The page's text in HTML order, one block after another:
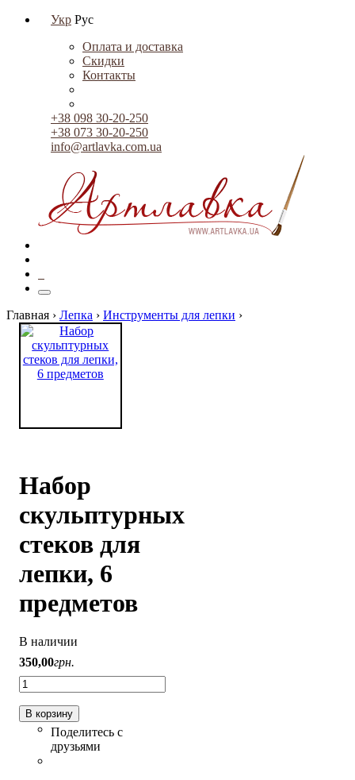
Укр Рус
Оплата и доставка
Скидки
Контакты
+38 098 30-20-250
+38 073 30-20-250
info@artlavka.com.ua
Главная › Лепка › Инструменты для лепки ›
Набор
скульптурных
стеков для
лепки, 6
предметов
В наличии
350,00грн.
В корзину